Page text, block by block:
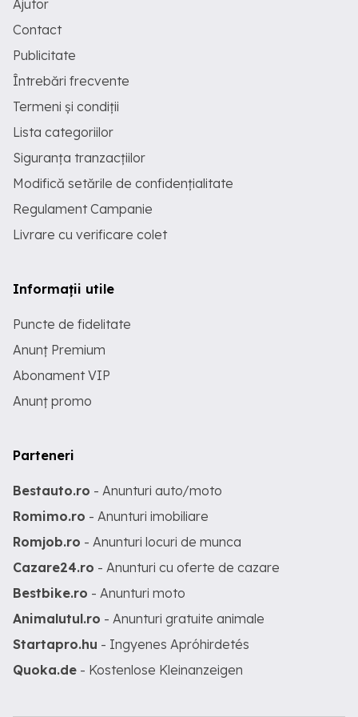
Ajutor
Contact
Publicitate
Întrebări frecvente
Termeni și condiții
Lista categoriilor
Siguranța tranzacțiilor
Modifică setările de confidențialitate
Regulament Campanie
Livrare cu verificare colet
Informații utile
Puncte de fidelitate
Anunț Premium
Abonament VIP
Anunț promo
Parteneri
Bestauto.ro - Anunturi auto/moto
Romimo.ro - Anunturi imobiliare
Romjob.ro - Anunturi locuri de munca
Cazare24.ro - Anunturi cu oferte de cazare
Bestbike.ro - Anunturi moto
Animalutul.ro - Anunturi gratuite animale
Startapro.hu - Ingyenes Apróhirdetés
Quoka.de - Kostenlose Kleinanzeigen